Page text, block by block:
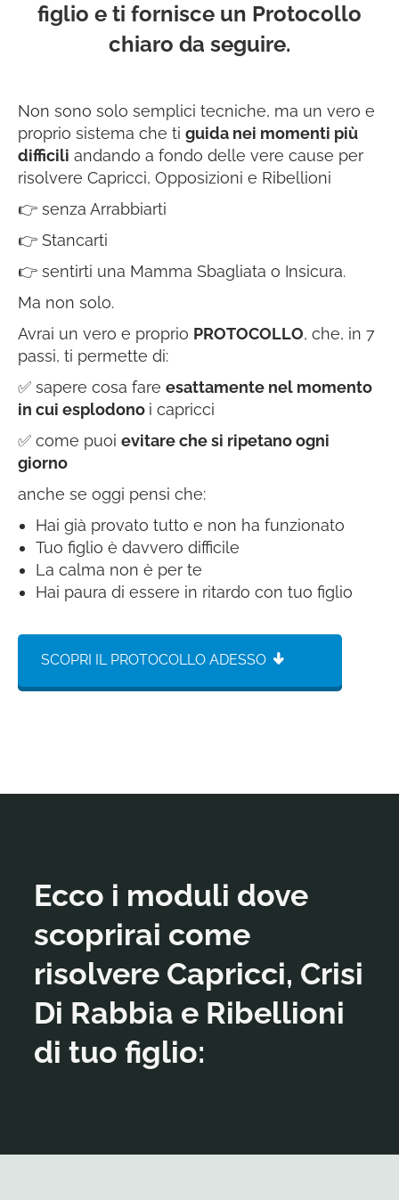
figlio e ti fornisce un Protocollo
chiaro da seguire.
Non sono solo semplici tecniche, ma un vero e
proprio sistema che ti guida nei momenti più
difficili andando a fondo delle vere cause per
risolvere Capricci, Opposizioni e Ribellioni
👉 senza Arrabbiarti
👉 Stancarti
👉 sentirti una Mamma Sbagliata o Insicura.
Ma non solo.
Avrai un vero e proprio PROTOCOLLO, che, in 7
passi, ti permette di:
✅ sapere cosa fare esattamente nel momento
in cui esplodono i capricci
✅ come puoi evitare che si ripetano ogni
giorno
anche se oggi pensi che:
Hai già provato tutto e non ha funzionato
Tuo figlio è davvero difficile
La calma non è per te
Hai paura di essere in ritardo con tuo figlio
SCOPRI IL PROTOCOLLO ADESSO
Ecco i moduli dove
scoprirai come
risolvere Capricci, Crisi
Di Rabbia e Ribellioni
di tuo figlio: